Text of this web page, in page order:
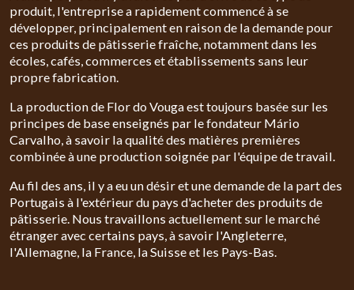
produit, l'entreprise a rapidement commencé à se
développer, principalement en raison de la demande pour
ces produits de pâtisserie fraîche, notamment dans les
écoles, cafés, commerces et établissements sans leur
propre fabrication.
La production de Flor do Vouga est toujours basée sur les
principes de base enseignés par le fondateur Mário
Carvalho, à savoir la qualité des matières premières
combinée à une production soignée par l'équipe de travail.
Au fil des ans, il y a eu un désir et une demande de la part des
Portugais à l'extérieur du pays d'acheter des produits de
pâtisserie. Nous travaillons actuellement sur le marché
étranger avec certains pays, à savoir l'Angleterre,
l'Allemagne, la France, la Suisse et les Pays-Bas.